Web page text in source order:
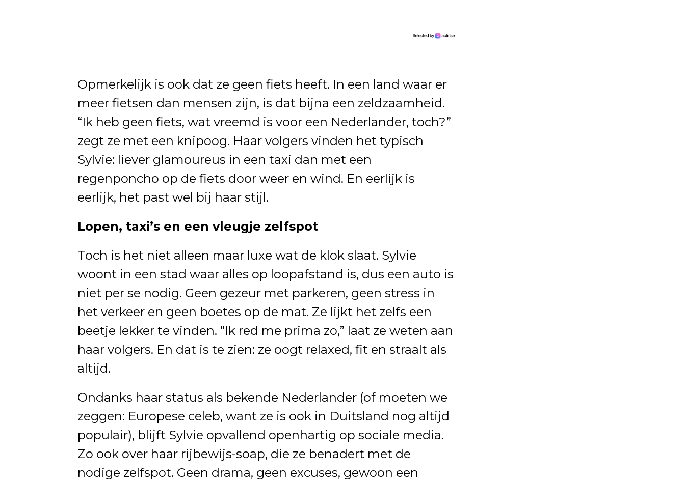
Opmerkelijk is ook dat ze geen fiets heeft. In een land waar er
meer fietsen dan mensen zijn, is dat bijna een zeldzaamheid.
“Ik heb geen fiets, wat vreemd is voor een Nederlander, toch?”
zegt ze met een knipoog. Haar volgers vinden het typisch
Sylvie: liever glamoureus in een taxi dan met een
regenponcho op de fiets door weer en wind. En eerlijk is
eerlijk, het past wel bij haar stijl.
Lopen, taxi’s en een vleugje zelfspot
Toch is het niet alleen maar luxe wat de klok slaat. Sylvie
woont in een stad waar alles op loopafstand is, dus een auto is
niet per se nodig. Geen gezeur met parkeren, geen stress in
het verkeer en geen boetes op de mat. Ze lijkt het zelfs een
beetje lekker te vinden. “Ik red me prima zo,” laat ze weten aan
haar volgers. En dat is te zien: ze oogt relaxed, fit en straalt als
altijd.
Ondanks haar status als bekende Nederlander (of moeten we
zeggen: Europese celeb, want ze is ook in Duitsland nog altijd
populair), blijft Sylvie opvallend openhartig op sociale media.
Zo ook over haar rijbewijs-soap, die ze benadert met de
nodige zelfspot. Geen drama, geen excuses, gewoon een